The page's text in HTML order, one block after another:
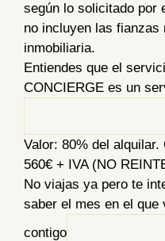
según lo solicitado por
no incluyen las fianzas
inmobiliaria.
Entiendes que el
CONCIERGE es un
Valor: 80% del
560€ + IVA (NO
No viajas ya pero te
saber el mes en el
contigo